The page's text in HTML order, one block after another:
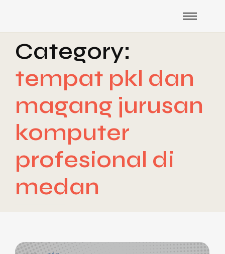
Category:
tempat pkl dan
magang jurusan
komputer
profesional di
medan